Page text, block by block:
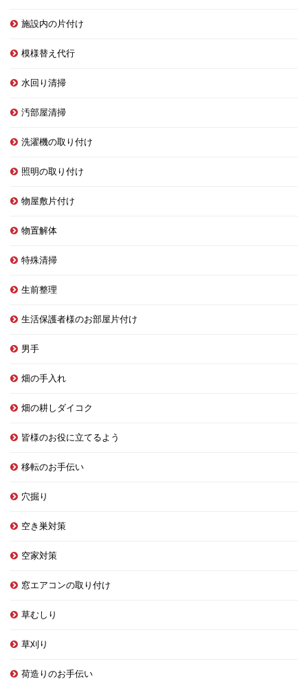
施設内の片付け
模様替え代行
水回り清掃
汚部屋清掃
洗濯機の取り付け
照明の取り付け
物屋敷片付け
物置解体
特殊清掃
生前整理
生活保護者様のお部屋片付け
男手
畑の手入れ
畑の耕しダイコク
皆様のお役に立てるよう
移転のお手伝い
穴掘り
空き巣対策
空家対策
窓エアコンの取り付け
草むしり
草刈り
荷造りのお手伝い